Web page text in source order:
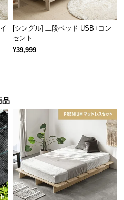
[シングル] 二段ベッド USB+コン
セント
¥39,999
品